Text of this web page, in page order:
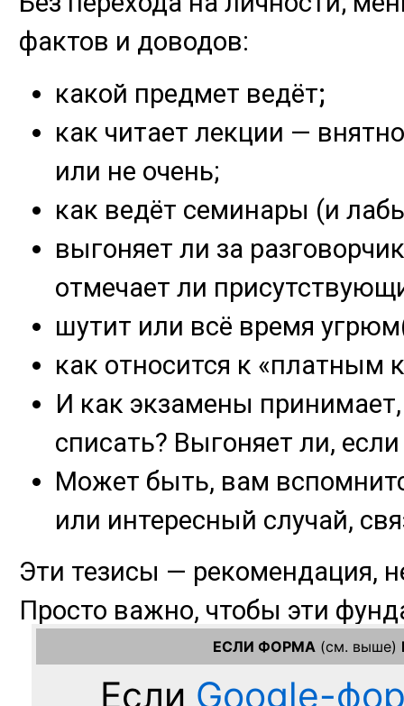
ЕСЛИ ФОРМА (см. выше)
Если Google-